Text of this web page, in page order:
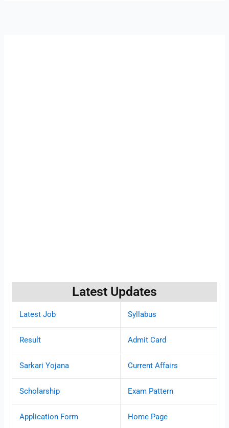
Latest Updates
Latest Job Syllabus
Result Admit Card
Sarkari Yojana Current Affairs
Scholarship Exam Pattern
Application Form Home Page